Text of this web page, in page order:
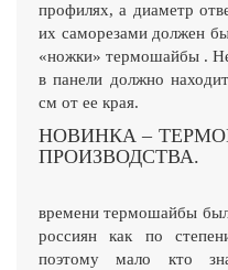
профилях, а диаметр
их саморезами должен
«ножки» термошайбы . Не
в панели должно
см от ее края.
НОВИНКА –
ПРОИЗВОДСТВА.
времени термошайбы
россиян как по
поэтому мало кто